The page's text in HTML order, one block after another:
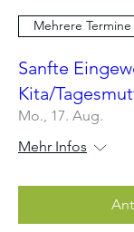
Mehrere Termine
Sanfte
Kita/
Mo., 17. Aug.
Mehr Infos